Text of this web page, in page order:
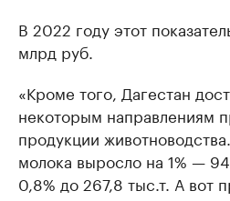
В 2022 году этот
млрд руб.
«Кроме того, Дагестан
некоторым направлениям
продукции
молока выросло на 1% —
0,8% до 267,8 тыс.т. А вот